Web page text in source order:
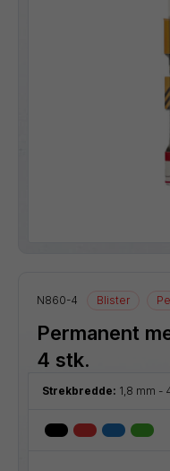
N860-4 Blister
Permanent
4 stk.
Strekbredde: 1,8 mm -